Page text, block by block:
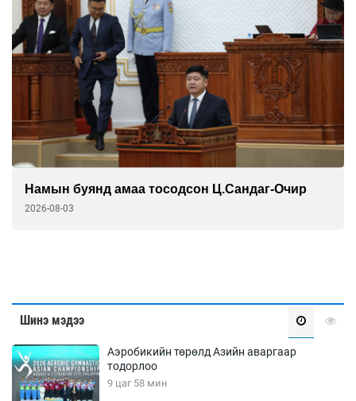
Намын буянд амаа тосодсон Ц.Сандаг-Очир
2026-08-03
Шинэ мэдээ
Аэробикийн төрөлд Азийн аваргаар
тодорлоо
9 цаг 58 мин